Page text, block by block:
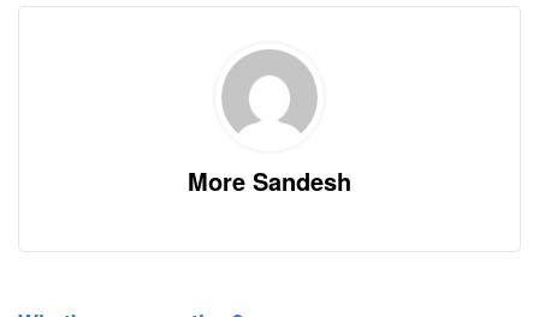
More Sandesh